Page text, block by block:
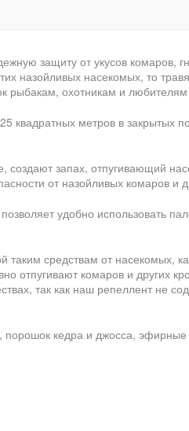
защиту от укусов комаров,
назойливых насекомых, то
рыбакам, охотникам и
квадратных метров в закрытых
создают запах, отпугивающий
от назойливых комаров и
удобно использовать
средствам от насекомых,
отпугивают комаров и других
так как наш репеллент не
порошок кедра и джосса,